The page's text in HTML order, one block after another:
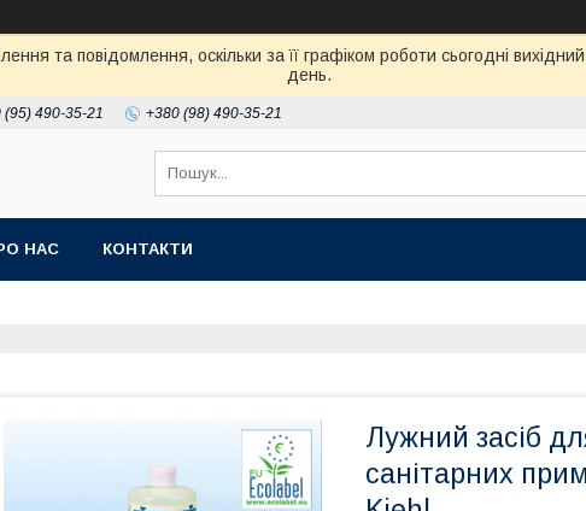
та повідомлення, оскільки за її графіком роботи сьогодні
день.
(95) 490-35-21 +380 (98) 490-35-21
НАС КОНТАКТИ
Лужний засіб
санітарних